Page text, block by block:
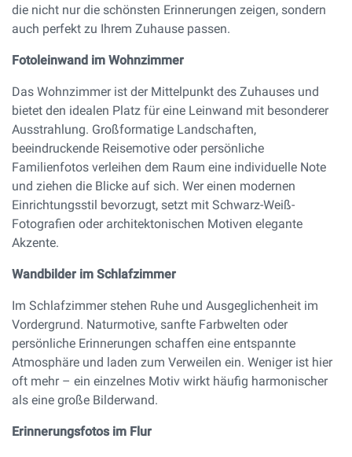
die nicht nur die schönsten Erinnerungen zeigen, sondern
auch perfekt zu Ihrem Zuhause passen.
Fotoleinwand im Wohnzimmer
Das Wohnzimmer ist der Mittelpunkt des Zuhauses und
bietet den idealen Platz für eine Leinwand mit besonderer
Ausstrahlung. Großformatige Landschaften,
beeindruckende Reisemotive oder persönliche
Familienfotos verleihen dem Raum eine individuelle Note
und ziehen die Blicke auf sich. Wer einen modernen
Einrichtungsstil bevorzugt, setzt mit Schwarz-Weiß-
Fotografien oder architektonischen Motiven elegante
Akzente.
Wandbilder im Schlafzimmer
Im Schlafzimmer stehen Ruhe und Ausgeglichenheit im
Vordergrund. Naturmotive, sanfte Farbwelten oder
persönliche Erinnerungen schaffen eine entspannte
Atmosphäre und laden zum Verweilen ein. Weniger ist hier
oft mehr – ein einzelnes Motiv wirkt häufig harmonischer
als eine große Bilderwand.
Erinnerungsfotos im Flur